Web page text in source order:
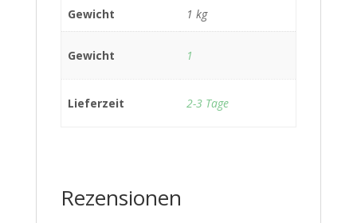
Gewicht 1 kg
Gewicht 1
Lieferzeit 2-3 Tage
Rezensionen